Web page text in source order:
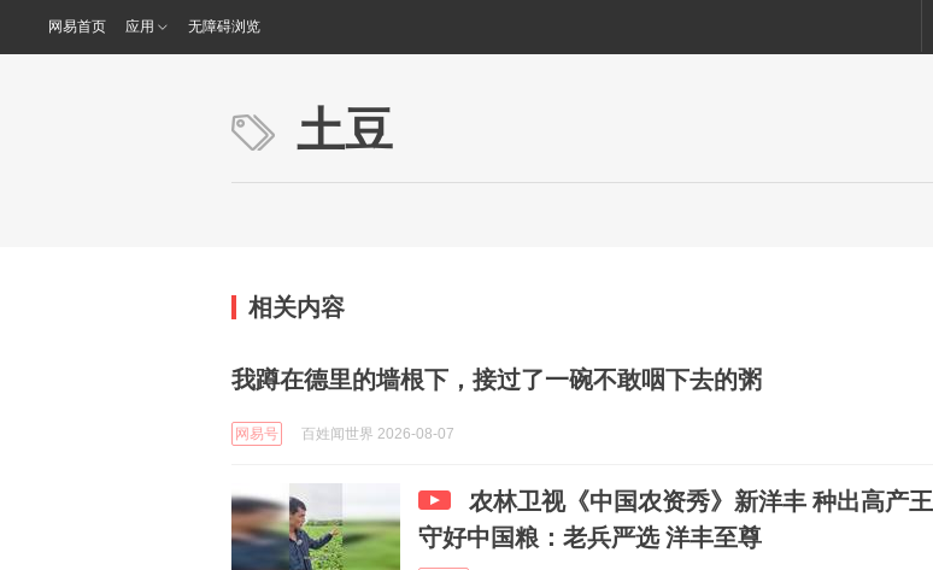
网易首页 应用 无障碍浏览
土豆
相关内容
我蹲在德里的墙根下，接过了一碗不敢咽下去的粥
网易号 百姓闻世界 2026-08-07
农林卫视《中国农资秀》新洋丰 种出高产王
守好中国粮：老兵严选 洋丰至尊